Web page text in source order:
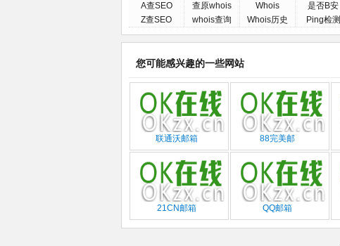
A查SEO
Z查SEO
查原whois
whois查询
Whois
Whois历史
是否B安
Ping检测
您可能感兴趣的一些网站
联通沃邮箱 88完美邮
21CN邮箱 QQ邮箱